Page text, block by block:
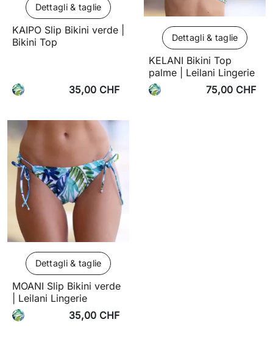
Dettagli & taglie
KAIPO Slip Bikini verde |
Bikini Top
35,00 CHF
Dettagli & taglie
KELANI Bikini Top
palme | Leilani Lingerie
75,00 CHF
Dettagli & taglie
MOANI Slip Bikini verde
| Leilani Lingerie
35,00 CHF